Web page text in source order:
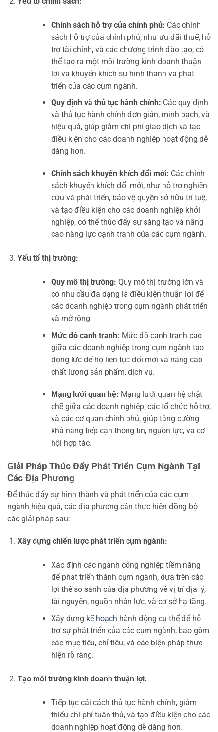
Chính sách hỗ trợ của chính phủ: Các chính
sách hỗ trợ của chính phủ, như ưu đãi thuế, hỗ
trợ tài chính, và các chương trình đào tạo, có
thể tạo ra một môi trường kinh doanh thuận
lợi và khuyến khích sự hình thành và phát
triển của các cụm ngành.
Quy định và thủ tục hành chính: Các quy định
và thủ tục hành chính đơn giản, minh bạch, và
hiệu quả, giúp giảm chi phí giao dịch và tạo
điều kiện cho các doanh nghiệp hoạt động dễ
dàng hơn.
Chính sách khuyến khích đổi mới: Các chính
sách khuyến khích đổi mới, như hỗ trợ nghiên
cứu và phát triển, bảo vệ quyền sở hữu trí tuệ,
và tạo điều kiện cho các doanh nghiệp khởi
nghiệp, có thể thúc đẩy sự sáng tạo và nâng
cao năng lực cạnh tranh của các cụm ngành.
Yếu tố thị trường:
Quy mô thị trường: Quy mô thị trường lớn và
có nhu cầu đa dạng là điều kiện thuận lợi để
các doanh nghiệp trong cụm ngành phát triển
và mở rộng.
Mức độ cạnh tranh: Mức độ cạnh tranh cao
giữa các doanh nghiệp trong cụm ngành tạo
động lực để họ liên tục đổi mới và nâng cao
chất lượng sản phẩm, dịch vụ.
Mạng lưới quan hệ: Mạng lưới quan hệ chặt
chẽ giữa các doanh nghiệp, các tổ chức hỗ trợ,
và các cơ quan chính phủ, giúp tăng cường
khả năng tiếp cận thông tin, nguồn lực, và cơ
hội hợp tác.
Giải Pháp Thúc Đẩy Phát Triển Cụm Ngành Tại
Các Địa Phương
Để thúc đẩy sự hình thành và phát triển của các cụm
ngành hiệu quả, các địa phương cần thực hiện đồng bộ
các giải pháp sau:
Xây dựng chiến lược phát triển cụm ngành:
Xác định các ngành công nghiệp tiềm năng
để phát triển thành cụm ngành, dựa trên các
lợi thế so sánh của địa phương về vị trí địa lý,
tài nguyên, nguồn nhân lực, và cơ sở hạ tầng.
Xây dựng kế hoạch hành động cụ thể để hỗ
trợ sự phát triển của các cụm ngành, bao gồm
các mục tiêu, chỉ tiêu, và các biện pháp thực
hiện rõ ràng.
Tạo môi trường kinh doanh thuận lợi:
Tiếp tục cải cách thủ tục hành chính, giảm
thiểu chi phí tuân thủ, và tạo điều kiện cho các
doanh nghiệp hoạt động dễ dàng hơn.